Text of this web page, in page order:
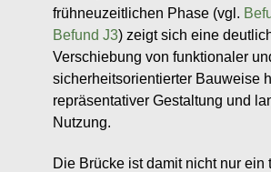
frühneuzeitlichen Phase (vgl.
Befund J3) zeigt sich eine
Verschiebung von funktionaler
sicherheitsorientierter Bauweise
repräsentativer Gestaltung und
Nutzung.
Die Brücke ist damit nicht nur ein